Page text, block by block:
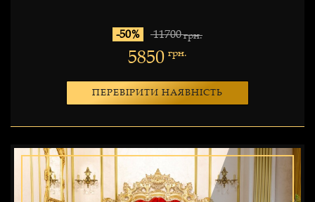
-50% 11700грн.
5850 грн.
ПЕРЕВІРИТИ НАЯВНІСТЬ